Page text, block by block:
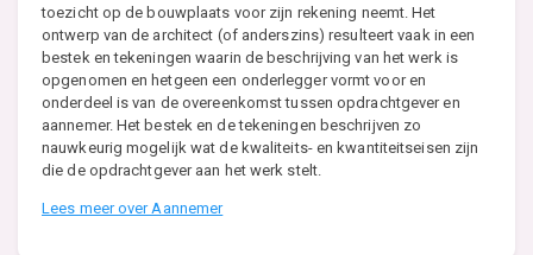
toezicht op de bouwplaats voor zijn rekening neemt. Het
ontwerp van de architect (of anderszins) resulteert vaak in een
bestek en tekeningen waarin de beschrijving van het werk is
opgenomen en hetgeen een onderlegger vormt voor en
onderdeel is van de overeenkomst tussen opdrachtgever en
aannemer. Het bestek en de tekeningen beschrijven zo
nauwkeurig mogelijk wat de kwaliteits- en kwantiteitseisen zijn
die de opdrachtgever aan het werk stelt.
Lees meer over Aannemer